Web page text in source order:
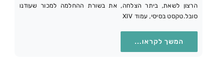
הרצון לשאת, ביתר הצלחה, את בשורת ההחלמה למכור שעודנו
סובל.טקסט בסיסי, עמוד XIV
המשך לקראו...